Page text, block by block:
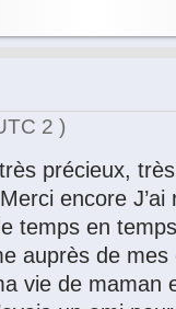
2 )
précieux,
encore J’ai
temps en
auprès de
vie de maman